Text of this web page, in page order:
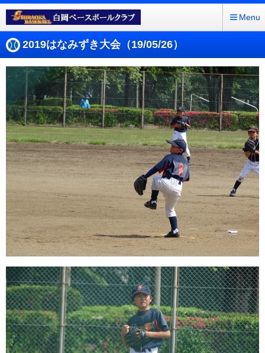
Menu
2019はなみずき大会（19/05/26）